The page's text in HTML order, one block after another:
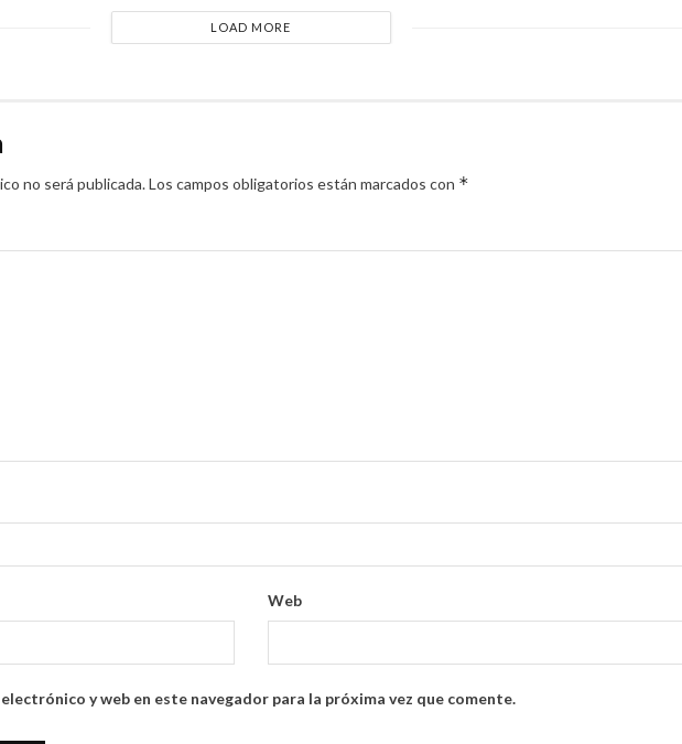
LOAD MORE
no será publicada.Los campos obligatorios están marcados con *
Web
y web en este navegador para la próxima vez que comente.